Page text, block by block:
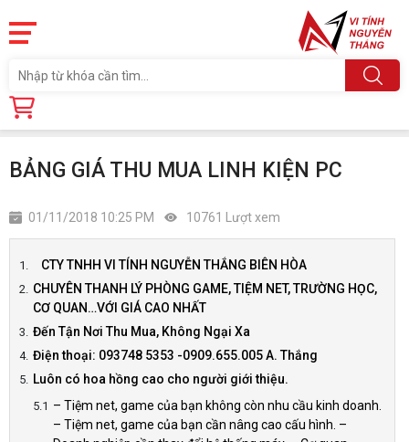
Trang chủ
BẢNG GIÁ THU MUA LINH KIỆN PC
01/11/2018 10:25 PM 10761 Lượt xem
CTY TNHH VI TÍNH NGUYỄN THẮNG BIÊN HÒA
CHUYÊN THANH LÝ PHÒNG GAME, TIỆM NET, TRƯỜNG HỌC,
CƠ QUAN…VỚI GIÁ CAO NHẤT
Đến Tận Nơi Thu Mua, Không Ngại Xa
Điện thoại: 093748 5353 -0909.655.005 A. Thắng
Luôn có hoa hồng cao cho người giới thiệu.
– Tiệm net, game của bạn không còn nhu cầu kinh doanh.
– Tiệm net, game của bạn cần nâng cao cấu hình. –